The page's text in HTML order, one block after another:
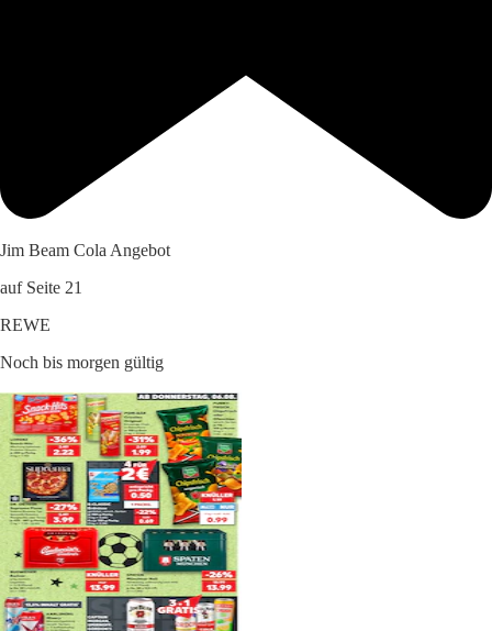
Jim Beam Cola Angebot
auf Seite 21
REWE
Noch bis morgen gültig